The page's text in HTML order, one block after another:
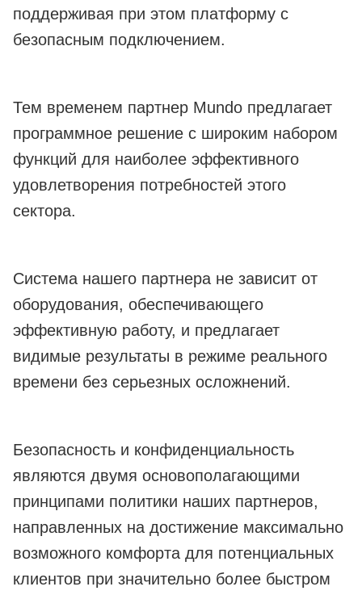
поддерживая при этом платформу с
безопасным подключением.
Тем временем партнер Mundo предлагает
программное решение с широким набором
функций для наиболее эффективного
удовлетворения потребностей этого
сектора.
Система нашего партнера не зависит от
оборудования, обеспечивающего
эффективную работу, и предлагает
видимые результаты в режиме реального
времени без серьезных осложнений.
Безопасность и конфиденциальность
являются двумя основополагающими
принципами политики наших партнеров,
направленных на достижение максимально
возможного комфорта для потенциальных
клиентов при значительно более быстром